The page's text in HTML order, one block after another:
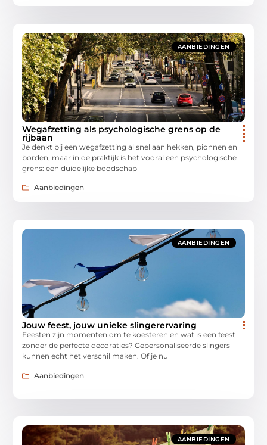
AANBIEDINGEN
Wegafzetting als psychologische grens op de
rijbaan
Je denkt bij een wegafzetting al snel aan hekken, pionnen en
borden, maar in de praktijk is het vooral een psychologische
grens: een duidelijke boodschap
Aanbiedingen
AANBIEDINGEN
Jouw feest, jouw unieke slingerervaring
Feesten zijn momenten om te koesteren en wat is een feest
zonder de perfecte decoraties? Gepersonaliseerde slingers
kunnen echt het verschil maken. Of je nu
Aanbiedingen
AANBIEDINGEN